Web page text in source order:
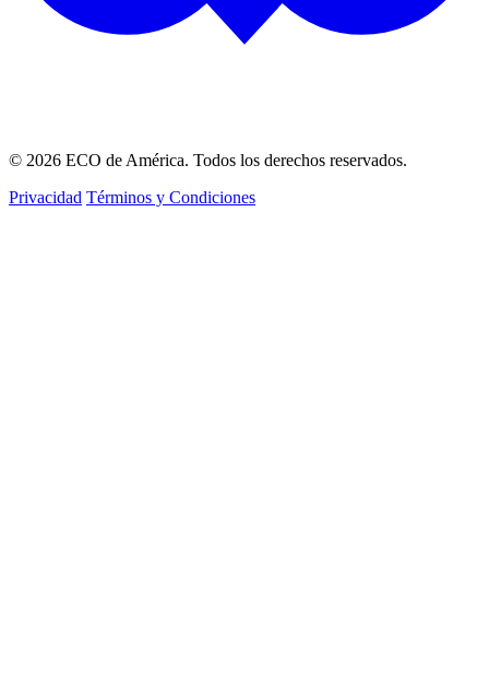
© 2026 ECO de América. Todos los derechos reservados.
Privacidad Términos y Condiciones